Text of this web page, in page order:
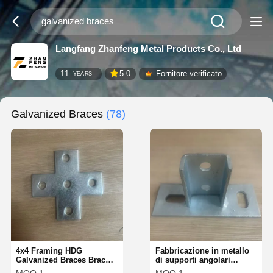
Langfang Zhanfeng Metal Products Co., Ltd
11 YEARS 5.0 Fornitore verificato
Galvanized Braces (78)
4x4 Framing HDG
Galvanized Braces Bracket
Pier Support
Fabbricazione in metallo
di supporti angolari
galvanizzati supporti T